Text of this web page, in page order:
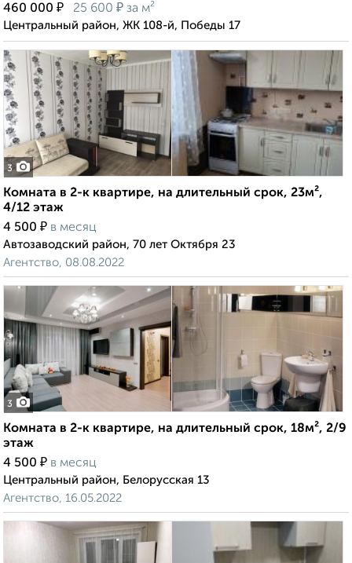
460 000 ₽ 25 600 ₽ за м²
Центральный район, ЖК 108-й, Победы 17
3
Комната в 2-к квартире, на длительный срок, 23м²,
4/12 этаж
4 500 ₽ в месяц
Автозаводский район, 70 лет Октября 23
Агентство, 08.08.2022
3
Комната в 2-к квартире, на длительный срок, 18м², 2/9
этаж
4 500 ₽ в месяц
Центральный район, Белорусская 13
Агентство, 16.05.2022